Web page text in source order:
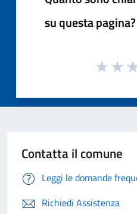
su questa pagina?
Contatta il comune
Leggi le domande
Richiedi Assistenza